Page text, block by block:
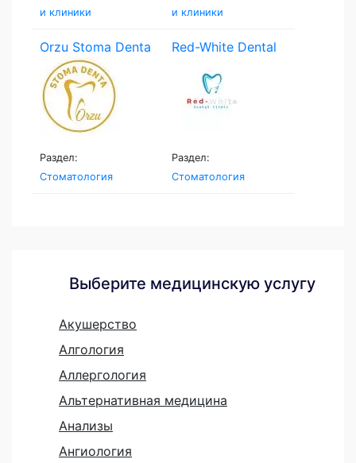
и клиники
и клиники
Orzu Stoma Denta
Раздел:
Стоматология
Red-White Dental
Раздел:
Стоматология
Выберите медицинскую услугу
Акушерство
Алгология
Аллергология
Альтернативная медицина
Анализы
Ангиология